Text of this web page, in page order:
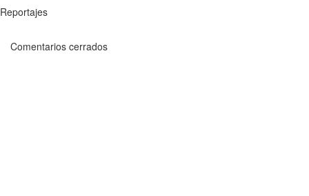
Reportajes
Comentarios cerrados